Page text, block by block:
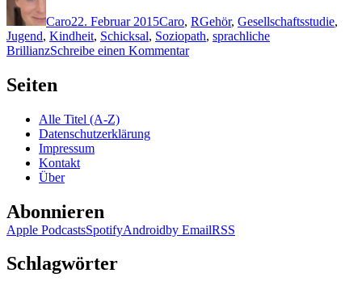
Caro22. Februar 2015Caro, RGehör, Gesellschaftsstudie,
Jugend, Kindheit, Schicksal, Soziopath, sprachliche
BrillianzSchreibe einen Kommentarzu
Seiten
Alle Titel (A-Z)
Datenschutzerklärung
Impressum
Kontakt
Über
Abonnieren
Apple PodcastsSpotifyAndroidby EmailRSS
Schlagwörter